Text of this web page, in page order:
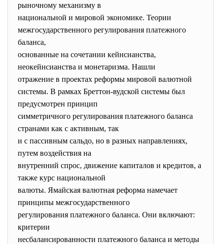
рыночному механизму в
национальной и мировой экономике. Теории
межгосударственного регулирования платежного
баланса,
основанные на сочетании кейнсианства,
неокейнсианства и монетаризма. Нашли
отражение в проектах реформы мировой валютной
системы. В рамках Бреттон-вудской системы был
предусмотрен принцип
симметричного регулирования платежного баланса
странами как с активным, так
и с пассивным сальдо, но в разных направлениях,
путем воздействия на
внутренний спрос, движение капиталов и кредитов, а
также курс национальной
валюты. Ямайская валютная реформа намечает
принципы межгосударственного
регулирования платежного баланса. Они включают:
критерии
несбалансированности платежного баланса и методы